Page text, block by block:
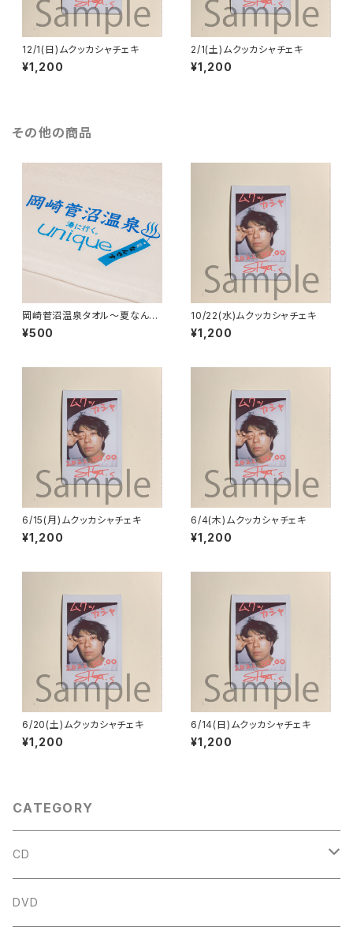
12/1(日)ムクッカシャチェキ
¥1,200
2/1(土)ムクッカシャチェキ
¥1,200
その他の商品
岡崎菅沼温泉タオル〜夏なんで
す〜
¥500
10/22(水)ムクッカシャチェキ
¥1,200
6/15(月)ムクッカシャチェキ
¥1,200
6/4(木)ムクッカシャチェキ
¥1,200
6/20(土)ムクッカシャチェキ
¥1,200
6/14(日)ムクッカシャチェキ
¥1,200
CATEGORY
CD
アルバム
DVD